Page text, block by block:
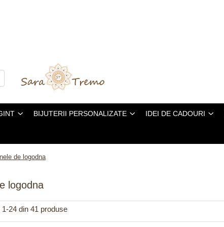
BIJUTERII PERSONALIZATE IDEI DE CADOURI
Inele de logodna
logodna
1-24 din 41 produse